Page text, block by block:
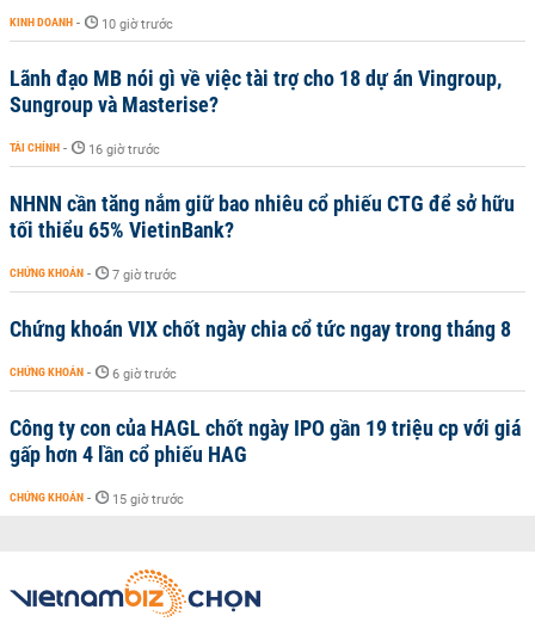
KINH DOANH - 10 giờ trước
Lãnh đạo MB nói gì về việc tài trợ cho 18 dự án Vingroup,
Sungroup và Masterise?
TÀI CHÍNH - 16 giờ trước
NHNN cần tăng nắm giữ bao nhiêu cổ phiếu CTG để sở hữu
tối thiểu 65% VietinBank?
CHỨNG KHOÁN - 7 giờ trước
Chứng khoán VIX chốt ngày chia cổ tức ngay trong tháng 8
CHỨNG KHOÁN - 6 giờ trước
Công ty con của HAGL chốt ngày IPO gần 19 triệu cp với giá
gấp hơn 4 lần cổ phiếu HAG
CHỨNG KHOÁN - 15 giờ trước